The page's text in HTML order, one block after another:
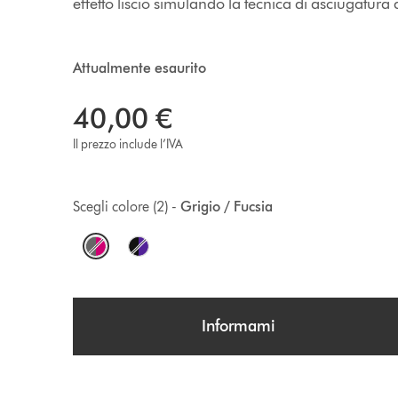
Attualmente esaurito
40,00 €
Il prezzo include l’IVA
Grigio / Fucsia
Scegli colore (2) -
O
t
Informami